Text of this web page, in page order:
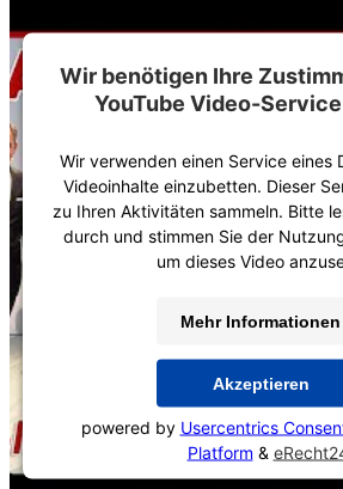
Wir benötigen Ihre
YouTube Video-
Wir verwenden einen Service eines
Videoinhalte einzubetten. Dieser
zu Ihren Aktivitäten sammeln. Bitte
durch und stimmen Sie der
um dieses Video
Mehr Informationen
Akzeptieren
powered by Usercentrics
Platform &